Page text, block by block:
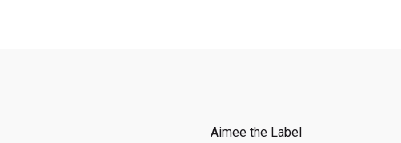
Aimee the Label